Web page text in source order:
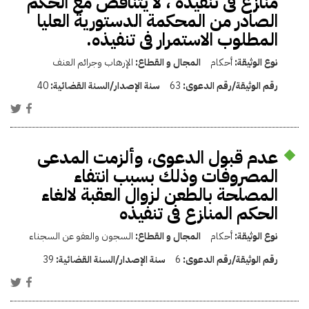
الصادر من المحكمة الدستورية العليا
المطلوب الاستمرار فى تنفيذه.
نوع الوثيقة:أحكام المجال و القطاع: الإرهاب وجرائم العنف
رقم الوثيقة/رقم الدعوى: 63 سنة الإصدار/السنة القضائية:40
عدم قبول الدعوى، وألزمت المدعى
المصروفات وذلك بسبب انتفاء
المصلحة بالطعن لزوال العقبة لالغاء
الحكم المنازع فى تنفيذه
نوع الوثيقة:أحكام المجال و القطاع: السجون والعفو عن السجناء
رقم الوثيقة/رقم الدعوى: 6 سنة الإصدار/السنة القضائية: 39